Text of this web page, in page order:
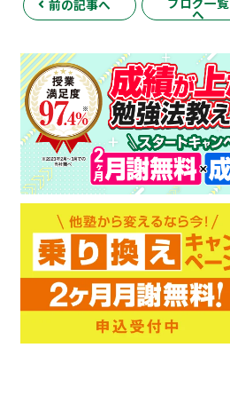
前の記事へ
へ